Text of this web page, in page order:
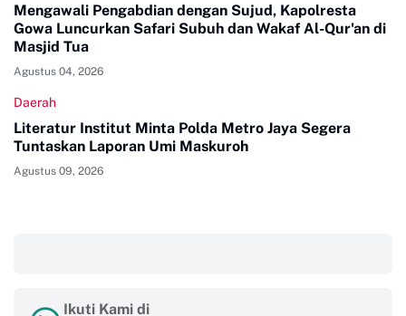
Mengawali Pengabdian dengan Sujud, Kapolresta
Gowa Luncurkan Safari Subuh dan Wakaf Al-Qur'an di
Masjid Tua
Agustus 04, 2026
Daerah
Literatur Institut Minta Polda Metro Jaya Segera
Tuntaskan Laporan Umi Maskuroh
Agustus 09, 2026
Ikuti Kami di